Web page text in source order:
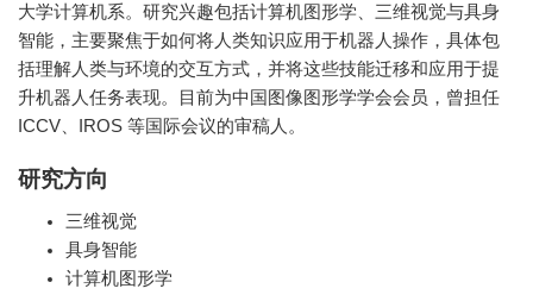
大学计算机系。研究兴趣包括计算机图形学、三维视觉与具身
智能，主要聚焦于如何将人类知识应用于机器人操作，具体包
括理解人类与环境的交互方式，并将这些技能迁移和应用于提
升机器人任务表现。目前为中国图像图形学学会会员，曾担任
ICCV、IROS 等国际会议的审稿人。
研究方向
三维视觉
具身智能
计算机图形学